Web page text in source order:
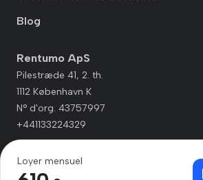
Loyer mensuel
Blog
Rentumo ApS
Pilestræde 41, 2. th.
1112 København K
N° d'org. 43757997
+441133224329